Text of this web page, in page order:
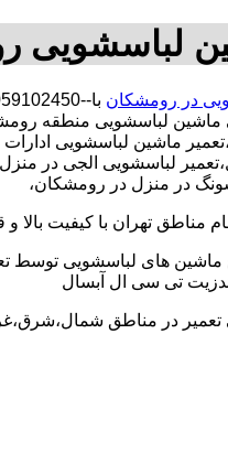
لباسشویی
در رومشکان
لباسشویی منطقه
ماشین لباسشویی ادارات
لباسشویی الجی در
در منزل در رومشکان،
تهران با کیفیت بالا
ماشین های لباسشویی توسط
تی سی ال آبسال
تعمیر در مناطق